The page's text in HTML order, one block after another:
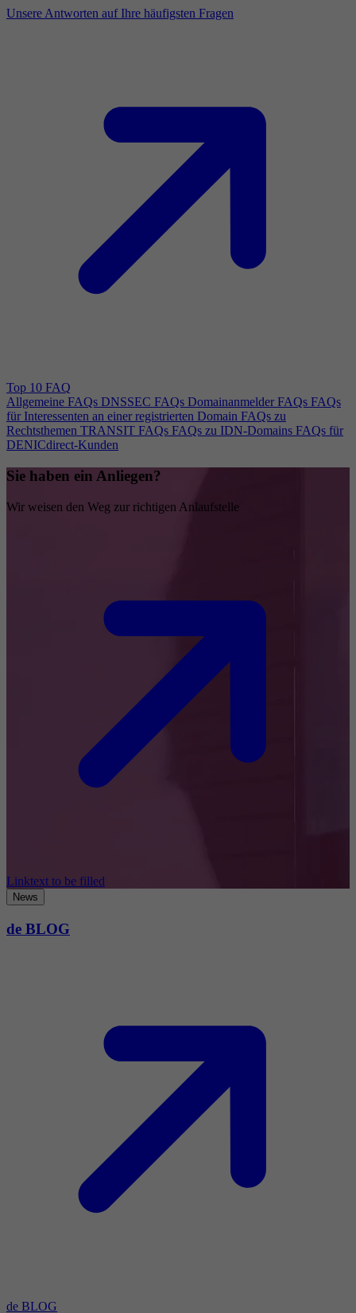
Unsere Antworten auf Ihre häufigsten Fragen
Top 10 FAQ
Allgemeine FAQs DNSSEC FAQs Domainanmelder FAQs FAQs
für Interessenten an einer registrierten Domain FAQs zu
Rechtsthemen TRANSIT FAQs FAQs zu IDN-Domains FAQs für
DENICdirect-Kunden
Sie haben ein Anliegen?
Wir weisen den Weg zur richtigen Anlaufstelle
Linktext to be filled
News
de BLOG
de BLOG